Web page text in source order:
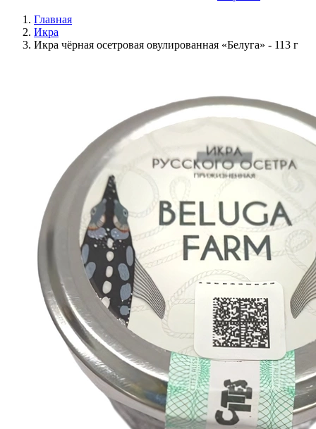
Главная
Икра
Икра чёрная осетровая овулированная «Белуга» - 113 г